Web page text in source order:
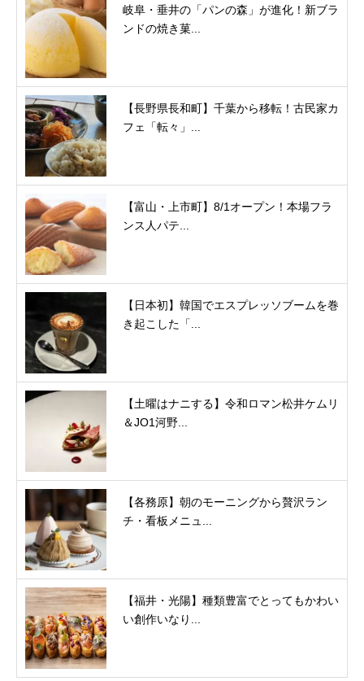
岐阜・垂井の「パンの森」が進化！新ブラ
ンドの焼き菓...
【長野県長和町】千葉から移転！古民家カ
フェ「転々」...
【富山・上市町】8/1オープン！本場フラ
ンス人パテ...
【日本初】韓国でエスプレッソブームを巻
き起こした「...
【土曜はナニする】令和ロマン松井ケムリ
＆JO1河野...
【各務原】朝のモーニングから贅沢ラン
チ・看板メニュ...
【福井・光陽】種類豊富でとってもかわい
い創作いなり...